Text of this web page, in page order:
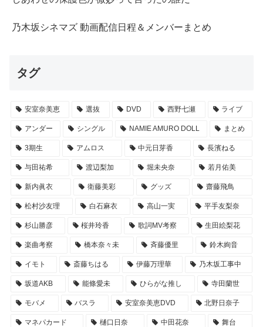
乃木坂シネマズ 動画配信日程＆メンバーまとめ
タグ
安室奈美恵 選抜 DVD 西野七瀬 ライブ
アンダー シングル NAMIE AMURO DOLL まとめ
3期生 アムロス 中元日芽香 長濱ねる
与田祐希 渡辺梨加 堀未央奈 若月佑美
新内眞衣 衛藤美彩 グッズ 齋藤飛鳥
松村沙友理 白石麻衣 高山一実 平手友梨奈
杉山勝彦 桜井玲香 歌詞MV考察 生田絵梨花
楽曲考察 橋本奈々未 斉藤優里 鈴木絢音
イモト 斎藤ちはる 伊藤万理華 乃木坂工事中
坂道AKB 能條愛未 ひらがな推し 寺田蘭世
モバメ バスラ 安室奈美恵DVD 北野日奈子
マネパカード 樋口日奈 中田花奈 舞台